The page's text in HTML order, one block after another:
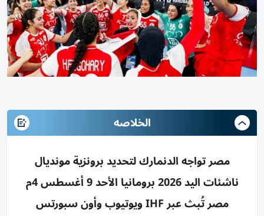
الخلاصه
مصر تواجه الدنمارك لتحديد برونزية مونديال
ناشئات اليد 2026 برومانيا الأحد 9 أغسطس 4م
مصر تُبث عبر IHF ويوتيوب وأون سبورتس